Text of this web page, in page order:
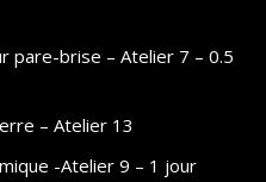
pare-brise – Atelier 7 – 0.5
– Atelier 13
-Atelier 9 – 1 jour